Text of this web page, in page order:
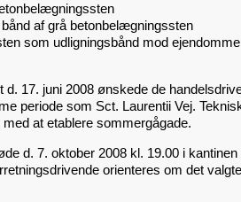
af grå betonbelægningssten
som udligningsbånd mod
d. 17. juni 2008 ønskede de
periode som Sct. Laurentii Vej.
at etablere sommergågade.
d. 7. oktober 2008 kl. 19.00 i
orienteres om det